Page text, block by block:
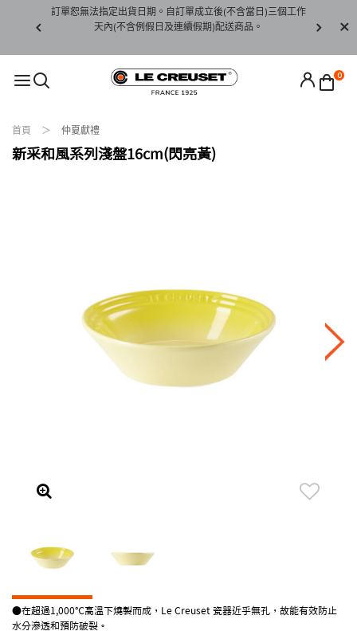
下水)，若
訂單恕無法指定出貨日期。自訂單成立後(不含當日)三個工作
天內(不含例假日及連續假期)配送商品。
請至
0
首頁 仲夏獻禮
新采和風系列淺盤16cm(閃亮黃)
●在超過1,000℃高溫下燒製而成，Le Creuset 瓷器近乎無孔，故能有效防止
水分滲透和預防破裂。